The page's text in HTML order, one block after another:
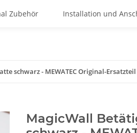
Zubehör Installation und
schwarz - MEWATEC Original-Ersatzteil
MagicWall